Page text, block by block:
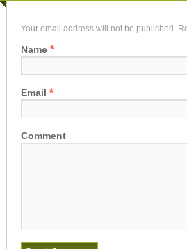
Your email address will not be published.
Name *
Email *
Comment